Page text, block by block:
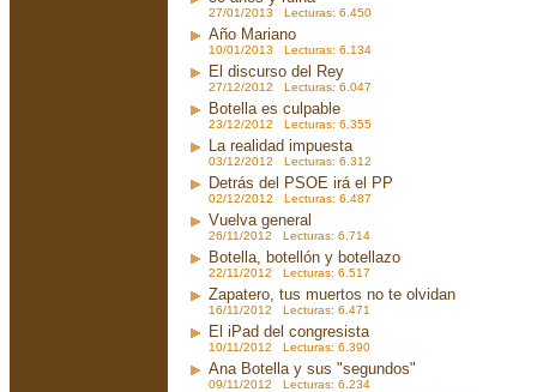
27/01/2013 Lecturas: 6.450
Año Mariano
10/01/2013 Lecturas: 6.134
El discurso del Rey
27/12/2012 Lecturas: 6.047
Botella es culpable
23/12/2012 Lecturas: 6.355
La realidad impuesta
03/12/2012 Lecturas: 6.312
Detrás del PSOE irá el PP
02/12/2012 Lecturas: 6.487
Vuelva general
26/11/2012 Lecturas: 6.714
Botella, botellón y botellazo
22/11/2012 Lecturas: 6.517
Zapatero, tus muertos no te olvidan
16/11/2012 Lecturas: 6.471
El iPad del congresista
10/11/2012 Lecturas: 6.390
Ana Botella y sus "segundos"
09/11/2012 Lecturas: 6.234